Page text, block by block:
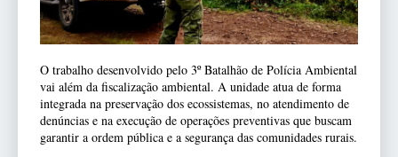
O trabalho desenvolvido pelo 3º Batalhão de Polícia Ambiental
vai além da fiscalização ambiental. A unidade atua de forma
integrada na preservação dos ecossistemas, no atendimento de
denúncias e na execução de operações preventivas que buscam
garantir a ordem pública e a segurança das comunidades rurais.